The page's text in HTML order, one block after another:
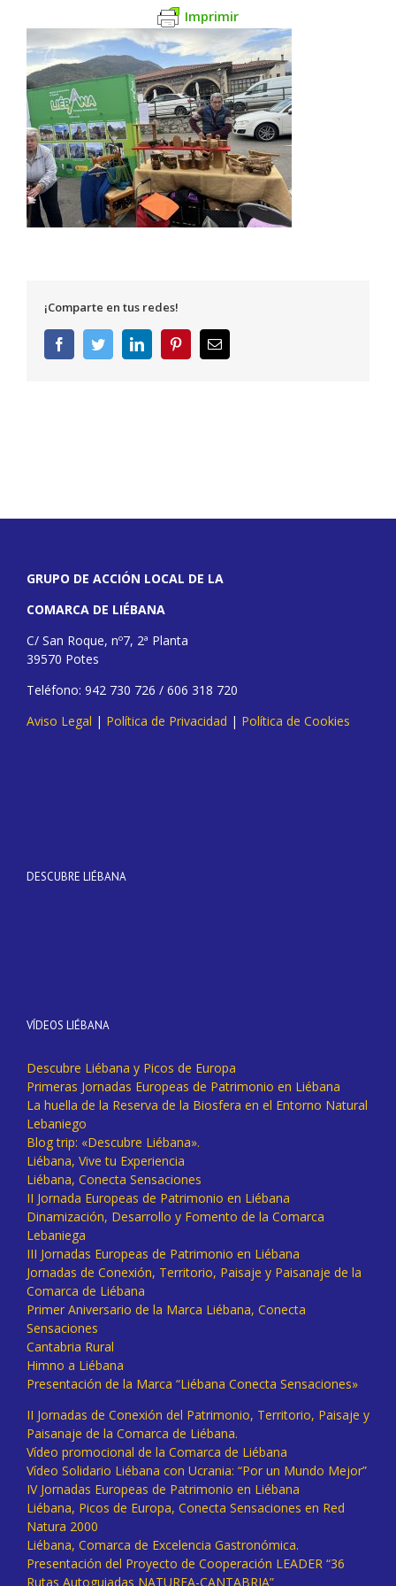
Imprimir
¡Comparte en tus redes!
FacebookTwitterLinkedInPinterestCorreo
electrónico
GRUPO DE ACCIÓN LOCAL DE LA
COMARCA DE LIÉBANA
C/ San Roque, nº7, 2ª Planta
39570 Potes
Teléfono: 942 730 726 / 606 318 720
Aviso Legal | Política de Privacidad | Política de Cookies
DESCUBRE LIÉBANA
VÍDEOS LIÉBANA
Descubre Liébana y Picos de Europa
Primeras Jornadas Europeas de Patrimonio en Liébana
La huella de la Reserva de la Biosfera en el Entorno Natural
Lebaniego
Blog trip: «Descubre Liébana».
Liébana, Vive tu Experiencia
Liébana, Conecta Sensaciones
II Jornada Europeas de Patrimonio en Liébana
Dinamización, Desarrollo y Fomento de la Comarca
Lebaniega
III Jornadas Europeas de Patrimonio en Liébana
Jornadas de Conexión, Territorio, Paisaje y Paisanaje de la
Comarca de Liébana
Primer Aniversario de la Marca Liébana, Conecta
Sensaciones
Cantabria Rural
Himno a Liébana
Presentación de la Marca “Liébana Conecta Sensaciones»
II Jornadas de Conexión del Patrimonio, Territorio, Paisaje y
Paisanaje de la Comarca de Liébana.
Vídeo promocional de la Comarca de Liébana
Vídeo Solidario Liébana con Ucrania: “Por un Mundo Mejor”
IV Jornadas Europeas de Patrimonio en Liébana
Liébana, Picos de Europa, Conecta Sensaciones en Red
Natura 2000
Liébana, Comarca de Excelencia Gastronómica.
Presentación del Proyecto de Cooperación LEADER “36
Rutas Autoguiadas NATUREA-CANTABRIA”